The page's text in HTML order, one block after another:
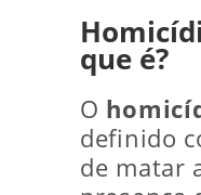
que é?
O
definido
de matar